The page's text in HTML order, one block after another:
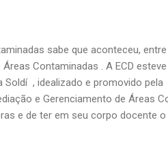
sabe que aconteceu,
Contaminadas . A ECD
Soldí , idealizado e promovido
e Gerenciamento de Áreas
e de ter em seu corpo docente
Contaminadas (GAC), pois